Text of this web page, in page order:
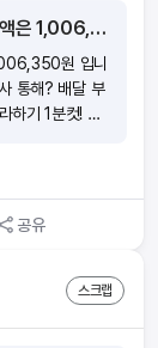
종합소득세 신고 따라하기 1분컷! 환급받을 세액은 1,006,350원 입니다. 배달라이더 종소세 이론과 실천, 내가 직접? 세무사 통해? 배달 부업으로 한다면? 추가 공제 가능?
원 입니
통해? 배달 부
하기 1분컷! 환
제 가능? 종
통해? 배달 부
하기 1분컷! 환
이론과 실천,
공제 가능?
공유
스크랩